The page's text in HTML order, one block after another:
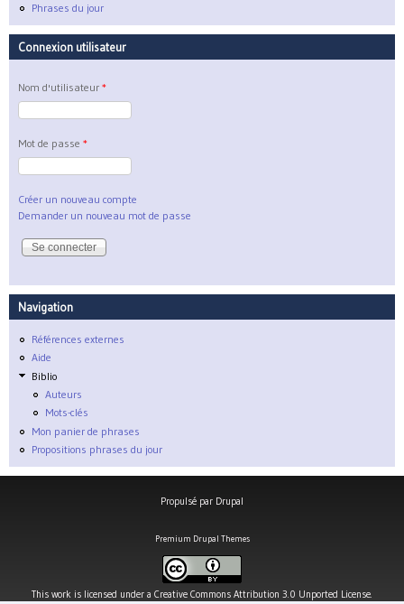
Phrases du jour
Connexion utilisateur
Nom d'utilisateur *
Mot de passe *
Créer un nouveau compte
Demander un nouveau mot de passe
Navigation
Références externes
Aide
Biblio
Auteurs
Mots-clés
Mon panier de phrases
Propositions phrases du jour
Propulsé par Drupal
Premium Drupal Themes
This work is licensed under a Creative Commons Attribution 3.0 Unported License.